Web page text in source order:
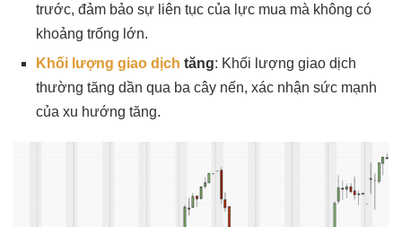
trước, đảm bảo sự liên tục của lực mua mà không có
khoảng trống lớn.
Khối lượng giao dịch tăng: Khối lượng giao dịch
thường tăng dần qua ba cây nến, xác nhận sức mạnh
của xu hướng tăng.